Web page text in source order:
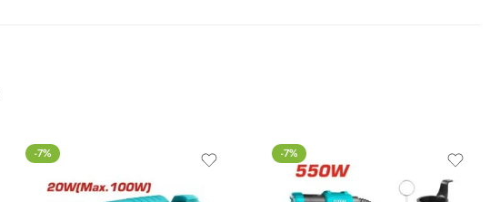
-7% -7%